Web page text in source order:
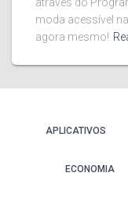
moda acessível
agora mesmo!
APLICATIVOS
ECONOMIA